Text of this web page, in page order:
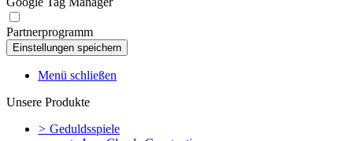
Partnerprogramm
Menü schließen
Unsere Produkte
> Geduldsspiele